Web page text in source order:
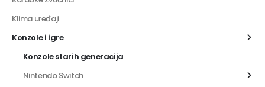
Klima uređaji
Konzole i igre
Konzole starih generacija
Nintendo Switch